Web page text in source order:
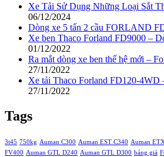
Xe Tải Sử Dụng Những Loại Sắt
06/12/2024
Dòng xe 5 tấn 2 cầu FORLAND
Xe ben Thaco Forland FD9000 –
01/12/2022
Ra mắt dòng xe ben thế hệ mới –
27/11/2022
Xe tải Thaco Forland FD120-4WD
27/11/2022
Tags
3t45 750kg Auman C300 Auman EST C340 Auman
FV400 Auman GTL D240 Auman GTL D300 bảng giá